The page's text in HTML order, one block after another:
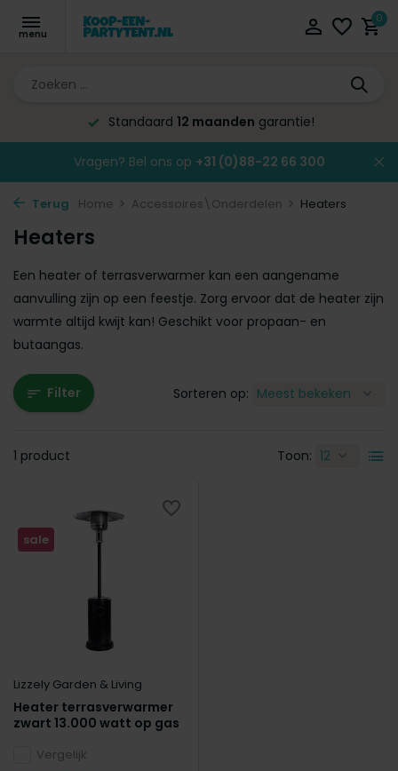
0
Standaard 12 maanden garantie!
Vragen? Bel ons op +31 (0)88-22 66 300
Terug Home Accessoires\Onderdelen Heaters
Heaters
Een heater of terrasverwarmer kan een aangename
aanvulling zijn op een feestje. Zorg ervoor dat de heater zijn
warmte altijd kwijt kan! Geschikt voor propaan- en
butaangas.
Filter
1 product Toon:
Sorteren op:
sale
Lizzely Garden & Living
Heater terrasverwarmer
zwart 13.000 watt op gas
Vergelijk